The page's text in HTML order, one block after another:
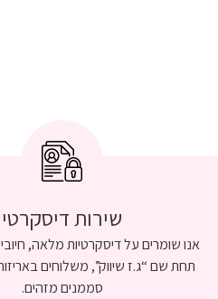
שירות דיסקרטי
אנו שומרים על דיסקרטיות מלאה,
תחת שם “ג.ז שיווק”, משלוחים
סממנים מזהים.